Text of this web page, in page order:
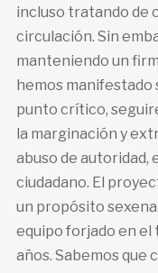
incluso tratando de
circulación. Sin
manteniendo un
hemos manifestado
punto crítico,
la marginación y
abuso de autoridad,
ciudadano. El
un propósito
equipo forjado en el
años. Sabemos que